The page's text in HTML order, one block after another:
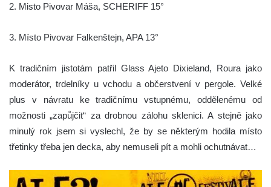
2. Misto Pivovar Máša, SCHERIFF 15°
3. Místo Pivovar Falkenštejn, APA 13°
K tradičním jistotám patřil Glass Ajeto Dixieland, Roura jako
moderátor, trdelníky u vchodu a občerstvení v pergole. Velké
plus v návratu ke tradičnímu vstupnému, oddělenému od
možnosti „zapůjčit“ za drobnou zálohu sklenici. A stejně jako
minulý rok jsem si vyslechl, že by se některým hodila místo
třetinky třeba jen decka, aby nemuseli pít a mohli ochutnávat…